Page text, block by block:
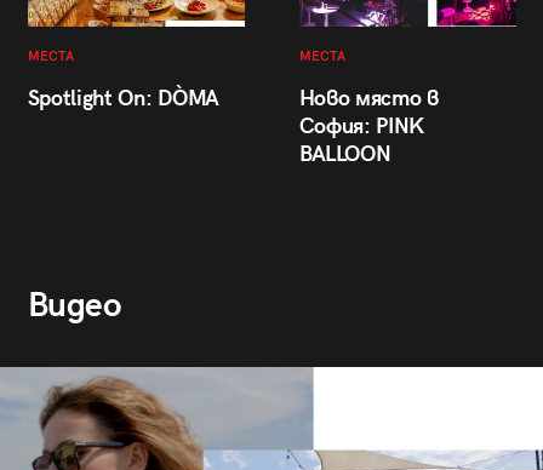
МЕСТА
Spotlight On: DÒMA
МЕСТА
Ново място в
София: PINK
BALLOON
Видео